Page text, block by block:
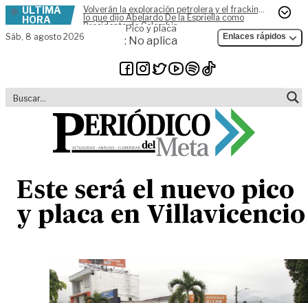
Skip to content
ÚLTIMA
HORA
Volverán la exploración petrolera y el fracking,
lo que dijo Abelardo De la Espriella como
Presidente de Colombia
Sáb, 8 agosto 2026
Pico y placa
: No aplica Enlaces rápidos
Este será el nuevo pico
y placa en Villavicencio